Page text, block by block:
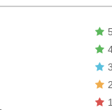
5
3
2
1